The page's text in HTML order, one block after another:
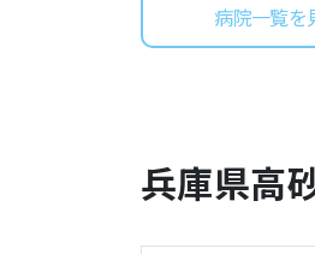
病院一覧を
兵庫県高